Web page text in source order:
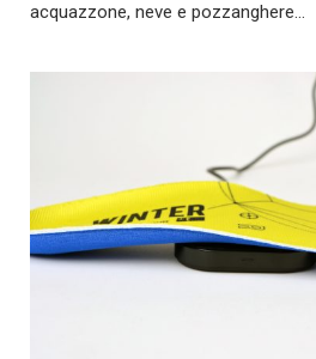
acquazzone, neve e pozzanghere…